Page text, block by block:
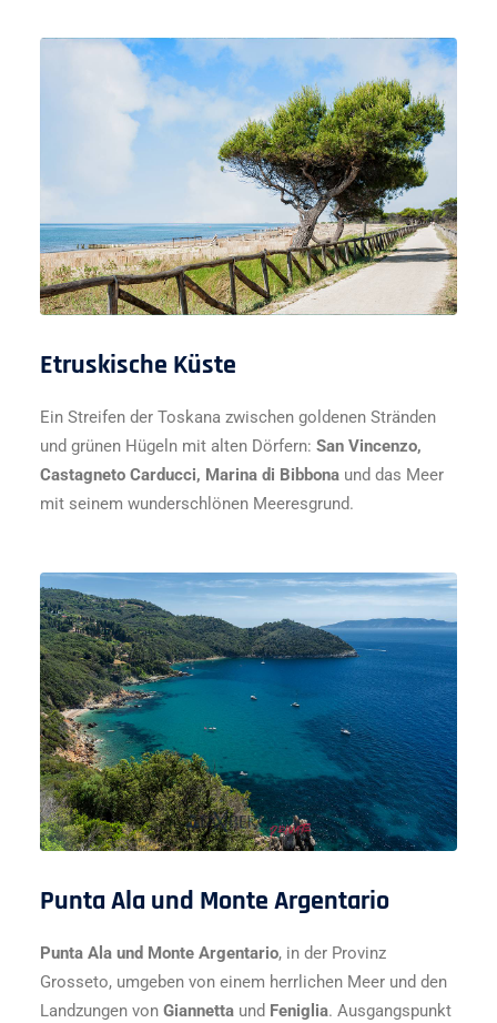
Etruskische Küste
Ein Streifen der Toskana zwischen goldenen Stränden
und grünen Hügeln mit alten Dörfern: San Vincenzo,
Castagneto Carducci, Marina di Bibbona und das Meer
mit seinem wunderschlönen Meeresgrund.
Punta Ala und Monte Argentario
Punta Ala und Monte Argentario, in der Provinz
Grosseto, umgeben von einem herrlichen Meer und den
Landzungen von Giannetta und Feniglia. Ausgangspunkt